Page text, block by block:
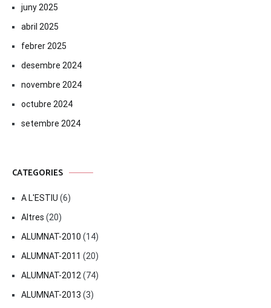
juny 2025
abril 2025
febrer 2025
desembre 2024
novembre 2024
octubre 2024
setembre 2024
CATEGORIES
A L'ESTIU (6)
Altres (20)
ALUMNAT-2010 (14)
ALUMNAT-2011 (20)
ALUMNAT-2012 (74)
ALUMNAT-2013 (3)